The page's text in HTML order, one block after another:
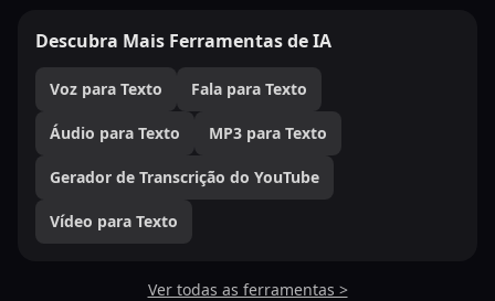
Descubra Mais Ferramentas de IA
Voz para Texto Fala para Texto
Áudio para Texto MP3 para Texto
Gerador de Transcrição do YouTube
Vídeo para Texto
Ver todas as ferramentas >